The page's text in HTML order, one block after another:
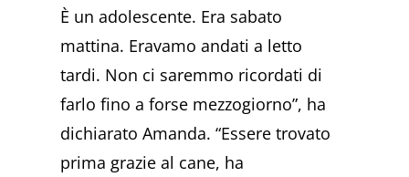
È un adolescente. Era sabato
mattina. Eravamo andati a letto
tardi. Non ci saremmo ricordati di
farlo fino a forse mezzogiorno”, ha
dichiarato Amanda. “Essere trovato
prima grazie al cane, ha